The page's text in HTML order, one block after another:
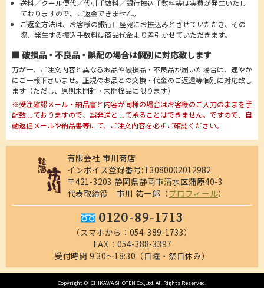
送料／クール便代／代引手数料／銀行振込手数料等は実費が発生いたし
ておりますので、ご返金できません。
ご返金方法は、お客様の銀行口座宛にお振込みとさせていただき、その
際、発生する振込手数料は商品代金より差引かせていただきます。
■ 破損品・不良品・誤配の場合は個別に対応致します
万が一、ご注文内容と異なるお品や破損品・不良品が届いた場合は、速やか
にご一報下さいませ。正規のお品との交換・代金のご返還等個別に対応致し
ます（ただし、原則未開封・未開栓品に限ります）
※受注確認メール・納品書と内容が同様の場合はお客様のご入力のままを手
配致しておりますので、誤発送として承ることはできません。ですので、自
動返信メールや納品書等にて、ご注文内容を必ずご確認ください。
有限会社 市川商店
インボイス登録番号:T3080002012982
〒421-3203 静岡県静岡市清水区蒲原40-3
代表取締役 市川 祐一郎（プロフィール）
0120-89-1713
（スマホから： 054-389-1733）
FAX：054-388-3397
受付時間 9:30～18:30（日曜・祭日休み）
Copyright © ICHIKAWA SHOTEN Co.,Ltd. All Rights Reserved.